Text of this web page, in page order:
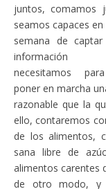
juntos, comamos
seamos capaces en
semana de
necesitamos
poner en marcha
razonable que la
ello, contaremos
de los alimentos,
sana libre de
alimentos carentes
de otro modo, y